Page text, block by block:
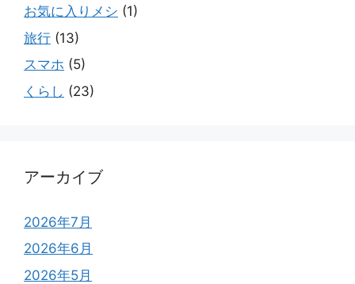
お気に入りメシ (1)
旅行 (13)
スマホ (5)
くらし (23)
アーカイブ
2026年7月
2026年6月
2026年5月